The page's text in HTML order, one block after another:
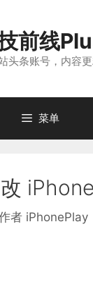
前线
头条账号，内容
菜单
者 iPhonePlay